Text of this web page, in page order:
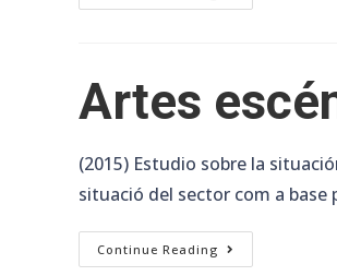
Artes
(2015) Estudio sobre la
situació del sector com a base
Continue Reading Artes
Escénicas